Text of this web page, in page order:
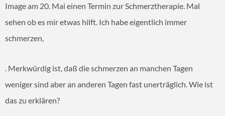
Image am 20. Mai einen Termin zur Schmerztherapie. Mal
sehen ob es mir etwas hilft. Ich habe eigentlich immer
schmerzen,
. Merkwürdig ist, daß die schmerzen an manchen Tagen
weniger sind aber an anderen Tagen fast unerträglich. Wie ist
das zu erklären?